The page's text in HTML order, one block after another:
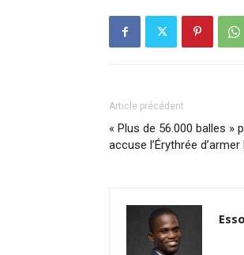
Article précédent
« Plus de 56.000 balles »
accuse l’Érythrée